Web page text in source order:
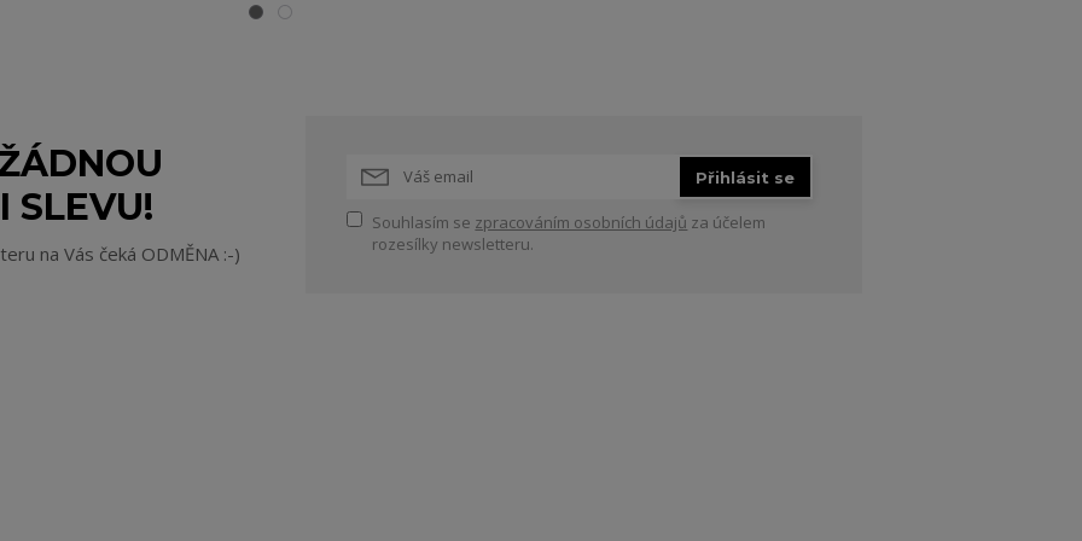
SLEVU!
na Vás čeká ODMĚNA :-)
Přihlásit se
Souhlasím se zpracováním osobních údajů za účelem
rozesílky newsletteru.